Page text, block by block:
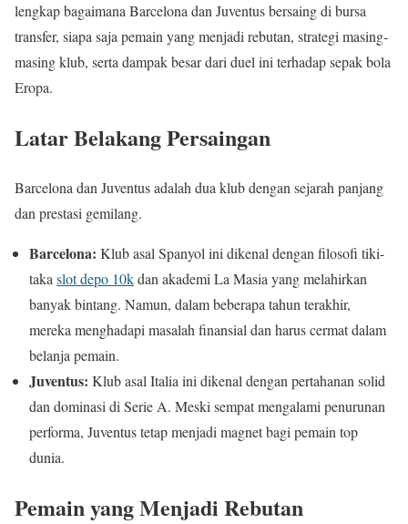
lengkap bagaimana Barcelona dan Juventus bersaing di bursa
transfer, siapa saja pemain yang menjadi rebutan, strategi masing-
masing klub, serta dampak besar dari duel ini terhadap sepak bola
Eropa.
Latar Belakang Persaingan
Barcelona dan Juventus adalah dua klub dengan sejarah panjang
dan prestasi gemilang.
Barcelona: Klub asal Spanyol ini dikenal dengan filosofi tiki-
taka slot depo 10kdan akademi La Masia yang melahirkan
banyak bintang. Namun, dalam beberapa tahun terakhir,
mereka menghadapi masalah finansial dan harus cermat dalam
belanja pemain.
Juventus: Klub asal Italia ini dikenal dengan pertahanan solid
dan dominasi di Serie A. Meski sempat mengalami penurunan
performa, Juventus tetap menjadi magnet bagi pemain top
dunia.
Pemain yang Menjadi Rebutan